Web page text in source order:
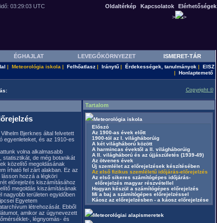
Elérhetőségek
Kapcsolatok
Oldaltérkép
>
>
ÉGHAJLAT LEVEGŐKÖRNYEZET ISMERET-TÁR
Meteorológia iskola| Felhőatlasz| Iránytű| Érdekességek, tanulmányok| EISZ
Honlaptemető
Copyright ©
Bjerknes által felvetett
egyenleteket, és az 1910-es
volna alkalmasabb
statisztikát, de még botanikát
közelítő megoldásának
írható fel zárt alakban. Ez az
hozzá a légköri
előrejelzés kiszámításához
megoldás kiszámításának
nagyobb területen egyidőben
Egyetem
létrehozását. Ebből
amikor az úgynevezett
, légnyomás- és
Tartalom
Meteorológia iskola
Előszó
Az 1900-as évek előtt
1900-tól az I. világháborúig
A két világháború között
A harmincas évektől a II. világháborúig
A II. világháború és az újjászületés (1939-49)
Az ötvenes évek
Új szemlélet az előrejelzések készítésében
Az első fizikus szemléletű időjárás-előrejelzés
Az első sikeres számítógépes időjárás-
előrejelzés magyar részvétellel
Hogyan készül a számítógépes előrejelzés
Mi a baj a számítógépes előrejelzéssel
Káosz az előrejelzésben - a káosz előrejelzése
Meteorológiai alapismeretek